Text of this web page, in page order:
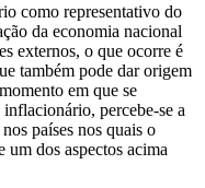
como representativo do
da economia nacional
externos, o que ocorre é
também pode dar origem
em que se
percebe-se a
países nos quais o
um dos aspectos acima